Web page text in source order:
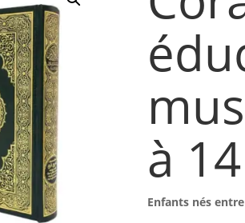
à
Enfants nés